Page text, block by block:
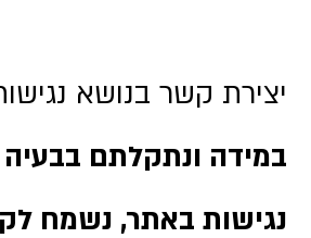
יצירת קשר בנושא
במידה ונתקלתם
נגישות באתר, נשמח